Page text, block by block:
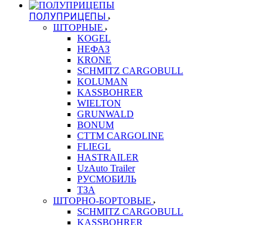
ПОЛУПРИЦЕПЫ
ШТОРНЫЕ
KOGEL
НЕФАЗ
KRONE
SCHMITZ CARGOBULL
KOLUMAN
KASSBOHRER
WIELTON
GRUNWALD
BONUM
CTTM CARGOLINE
FLIEGL
HASTRAILER
UzAuto Trailer
РУСМОБИЛЬ
ТЗА
ШТОРНО-БОРТОВЫЕ
SCHMITZ CARGOBULL
KASSBOHRER